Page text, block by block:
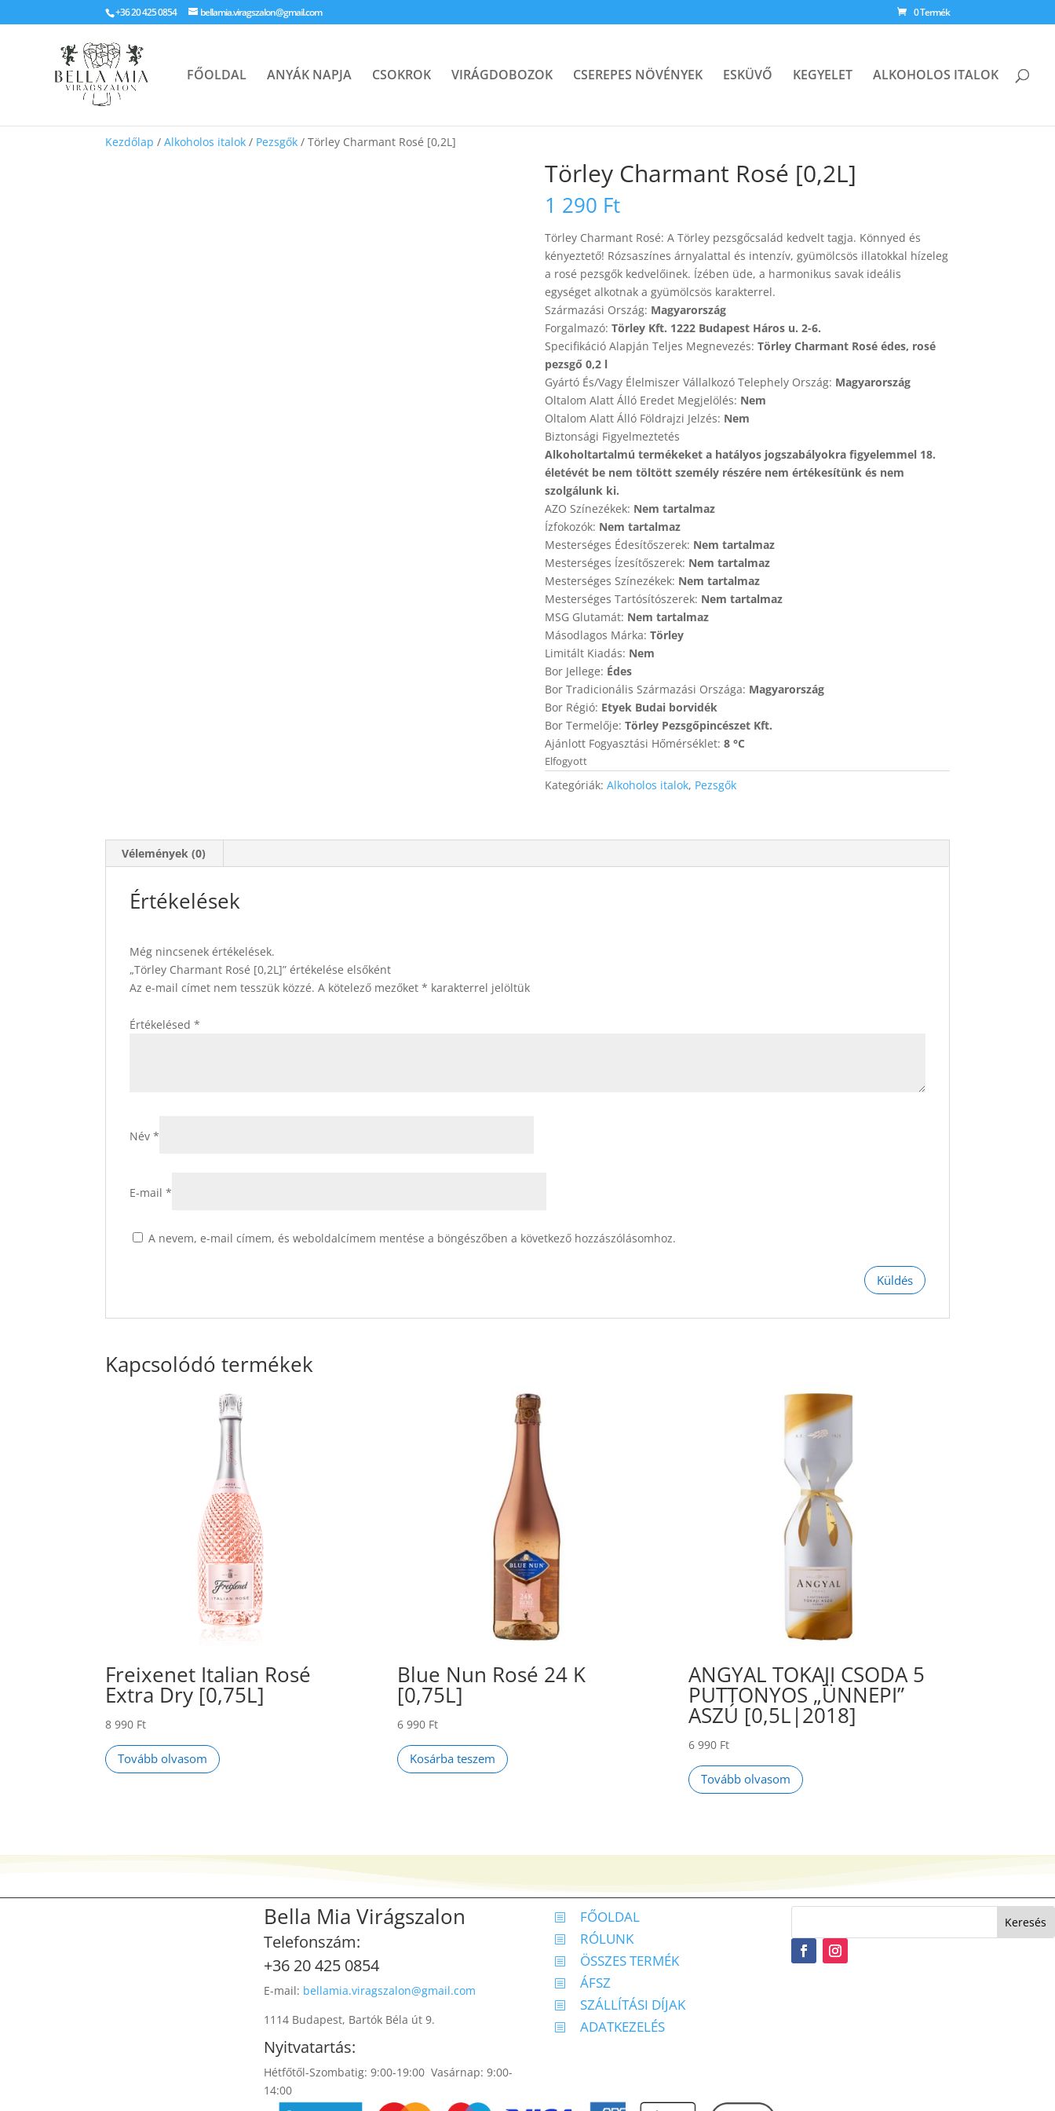
+36 20 425 0854 bellamia.viragszalon@gmail.com 0 Termék
FŐOLDAL ANYÁK NAPJA CSOKROK VIRÁGDOBOZOK CSEREPES NÖVÉNYEK ESKÜVŐ KEGYELET ALKOHOLOS ITALOK
Kezdőlap /Alkoholos italok / Pezsgők / Törley Charmant Rosé [0,2L]
Törley Charmant Rosé [0,2L]
1 290 Ft
Törley Charmant Rosé: A Törley pezsgőcsalád kedvelt tagja. Könnyed és
kényeztető! Rózsaszínes árnyalattal és intenzív, gyümölcsös illatokkal hízeleg
a rosé pezsgők kedvelőinek. Ízében üde, a harmonikus savak ideális
egységet alkotnak a gyümölcsös karakterrel.
Származási Ország: Magyarország
Forgalmazó: Törley Kft. 1222 Budapest Háros u. 2-6.
Specifikáció Alapján Teljes Megnevezés: Törley Charmant Rosé édes, rosé
pezsgő 0,2 l
Gyártó És/Vagy Élelmiszer Vállalkozó Telephely Ország: Magyarország
Oltalom Alatt Álló Eredet Megjelölés: Nem
Oltalom Alatt Álló Földrajzi Jelzés: Nem
Biztonsági Figyelmeztetés
Alkoholtartalmú termékeket a hatályos jogszabályokra figyelemmel 18.
életévét be nem töltött személy részére nem értékesítünk és nem
szolgálunk ki.
AZO Színezékek: Nem tartalmaz
Ízfokozók: Nem tartalmaz
Mesterséges Édesítőszerek: Nem tartalmaz
Mesterséges Ízesítőszerek: Nem tartalmaz
Mesterséges Színezékek: Nem tartalmaz
Mesterséges Tartósítószerek: Nem tartalmaz
MSG Glutamát: Nem tartalmaz
Másodlagos Márka: Törley
Limitált Kiadás: Nem
Bor Jellege: Édes
Bor Tradicionális Származási Országa: Magyarország
Bor Régió: Etyek Budai borvidék
Bor Termelője: Törley Pezsgőpincészet Kft.
Ajánlott Fogyasztási Hőmérséklet: 8 °C
Elfogyott
Kategóriák: Alkoholos italok, Pezsgők
Vélemények (0)
Értékelések
Még nincsenek értékelések.
„Törley Charmant Rosé [0,2L]” értékelése elsőként
Az e-mail címet nem tesszük közzé. A kötelező mezőket* karakterrel jelöltük
Értékelésed*
Név*
E-mail*
A nevem, e-mail címem, és weboldalcímem mentése a böngészőben a következő hozzászólásomhoz.
Kapcsolódó termékek
Freixenet Italian Rosé
Extra Dry [0,75L]
8 990 Ft
Tovább olvasom
Blue Nun Rosé 24 K
[0,75L]
6 990 Ft
Kosárba teszem
ANGYAL TOKAJI CSODA 5
PUTTONYOS „ÜNNEPI”
ASZÚ [0,5L|2018]
6 990 Ft
Tovább olvasom
Bella Mia Virágszalon
Telefonszám:
+36 20 425 0854
E-mail: bellamia.viragszalon@gmail.com
1114 Budapest, Bartók Béla út 9.
Nyitvatartás:
Hétfőtől-Szombatig: 9:00-19:00 Vasárnap: 9:00-
14:00
b FŐOLDAL
b RÓLUNK
b ÖSSZES TERMÉK
b ÁFSZ
b SZÁLLÍTÁSI DÍJAK
b ADATKEZELÉS